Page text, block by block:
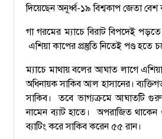
দিয়েছেন অনূর্ধ্ব-১৯ বিশ্বকাপ জেতা
গা গরমের ম্যাচে বিরাট বিপদেই
এশিয়া কাপের প্রস্তুতি নিতেই পণ্ড
ম্যাচে মাথায় বলের আঘাত লাগে
অধিনায়ক সাকিব আল হাসানের।
সাকিব। তবে ভাগ্যক্রমে আঘাতটি
নামেন ব্যাট হাতে। অপরাজিত
ব্যাটিং করে সাকিব করেন ৫৫ রান।